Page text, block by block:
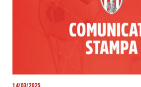
14/03/2025